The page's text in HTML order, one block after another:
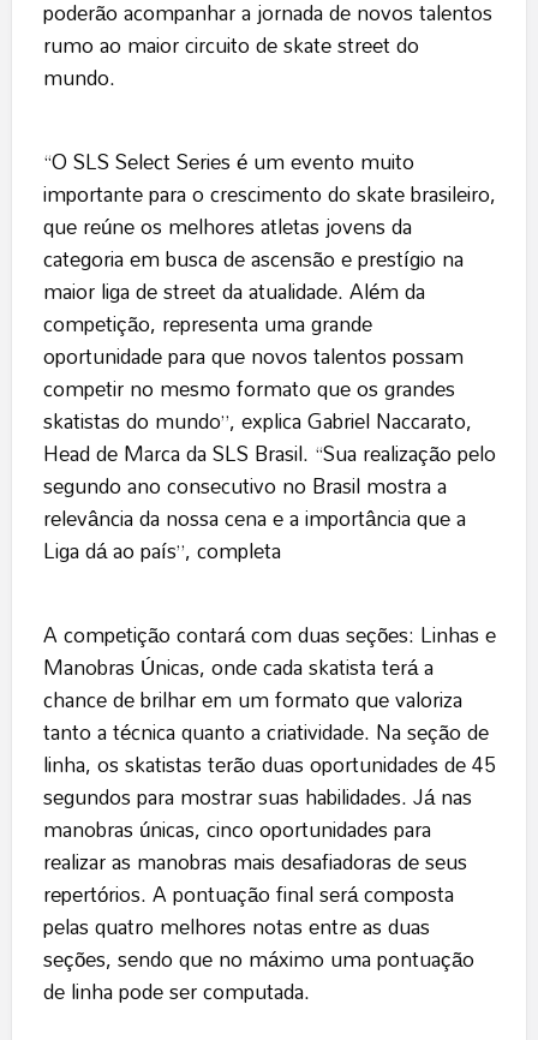
poderão acompanhar a jornada de novos talentos
rumo ao maior circuito de skate street do
mundo.
“O SLS Select Series é um evento muito
importante para o crescimento do skate brasileiro,
que reúne os melhores atletas jovens da
categoria em busca de ascensão e prestígio na
maior liga de street da atualidade. Além da
competição, representa uma grande
oportunidade para que novos talentos possam
competir no mesmo formato que os grandes
skatistas do mundo”, explica Gabriel Naccarato,
Head de Marca da SLS Brasil. “Sua realização pelo
segundo ano consecutivo no Brasil mostra a
relevância da nossa cena e a importância que a
Liga dá ao país”, completa
A competição contará com duas seções: Linhas e
Manobras Únicas, onde cada skatista terá a
chance de brilhar em um formato que valoriza
tanto a técnica quanto a criatividade. Na seção de
linha, os skatistas terão duas oportunidades de 45
segundos para mostrar suas habilidades. Já nas
manobras únicas, cinco oportunidades para
realizar as manobras mais desafiadoras de seus
repertórios. A pontuação final será composta
pelas quatro melhores notas entre as duas
seções, sendo que no máximo uma pontuação
de linha pode ser computada.